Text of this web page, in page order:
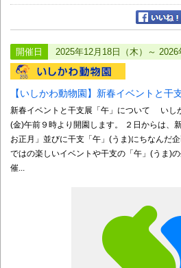
開催日 2025年12月18日（木）～ 2026
【いしかわ動物園】新春イベントと干
新春イベントと干支展「午」について いし
(金)午前９時より開園します。 ２日からは、
お正月」並びに干支「午」(うま)にちなんだ
ではの楽しいイベントや干支の「午」(うま)
催...